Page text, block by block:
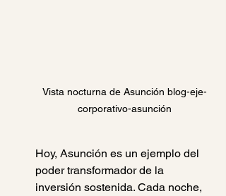
Vista nocturna de Asunción blog-eje-
corporativo-asunción
Hoy, Asunción es un ejemplo del
poder transformador de la
inversión sostenida. Cada noche,